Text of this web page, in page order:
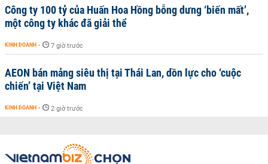
Công ty 100 tỷ của Huấn Hoa Hồng bỗng dưng ‘biến mất’,
một công ty khác đã giải thể
KINH DOANH - 7 giờ trước
AEON bán mảng siêu thị tại Thái Lan, dồn lực cho ‘cuộc
chiến’ tại Việt Nam
KINH DOANH - 2 giờ trước